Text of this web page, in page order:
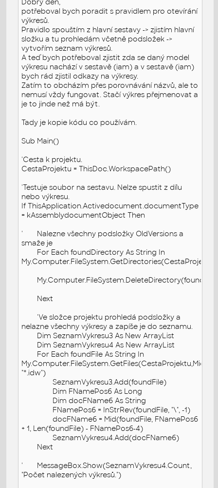
Dobrý den,
potřeboval bych poradit s pravidlem pro otevírání
výkresů.
Pravidlo spouštím z hlavní sestavy -> zjistím hlavní
složku a tu prohledám včetně podsložek ->
vytvořím seznam výkresů.
A teď bych potřeboval zjistit zda se daný model
výkresu nachází v sestavě (iam) a v sestavě (iam)
bych rád zjistil odkazy na výkresy.
Zatím to obcházím přes porovnávání názvů, ale to
nemusí vždy fungovat. Stačí výkres přejmenovat a
je to jinde než má být.
Tady je kopie kódu co používám.
Sub Main()
'Cesta k projektu.
CestaProjektu = ThisDoc.WorkspacePath()
'Testuje soubor na sestavu. Nelze spustit z dílu
nebo výkresu.
If ThisApplication.Activedocument.documentType
= kAssemblydocumentObject Then
'
Nalezne všechny podsložky OldVersions a
smaže je
For Each foundDirectory As String In
Next
'Ve složce projektu prohledá podsložky a
nelazne všechny výkresy a zapíše je do seznamu.
Dim SeznamVykresu3 As New ArrayList
Dim SeznamVykresu4 As New ArrayList
For Each foundFile As String In
"*.idw")
SeznamVykresu3.Add(foundFile)
Dim FNamePos6 As Long
Dim docFName6 As String
FNamePos6 = InStrRev(foundFile, "\", -1)
docFName6 = Mid(foundFile, FNamePos6
+ 1, Len(foundFile) - FNamePos6-4)
SeznamVykresu4.Add(docFName6)
Next
'
MessageBox.Show(SeznamVykresu4.Count,
"Počet nalezených výkresů.")